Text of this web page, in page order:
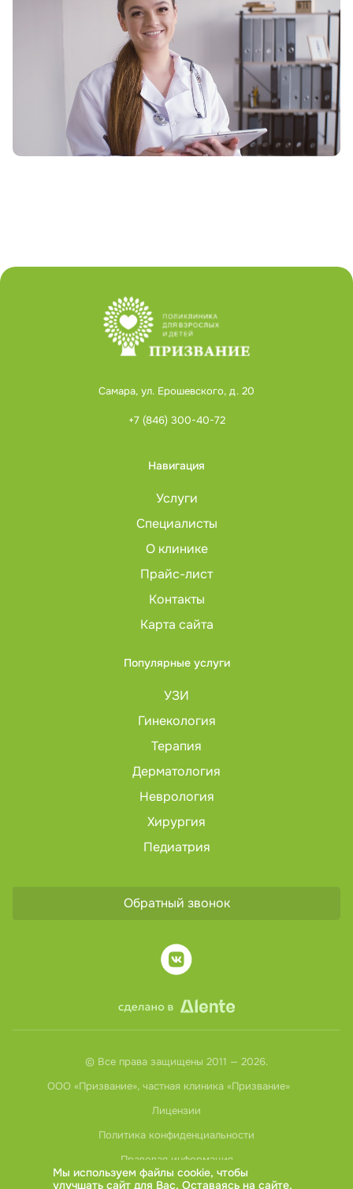
Самара, ул. Ерошевского, д. 20
+7 (846) 300-40-72
Навигация
Услуги
Специалисты
О клинике
Прайс-лист
Контакты
Карта сайта
Популярные услуги
УЗИ
Гинекология
Терапия
Дерматология
Неврология
Хирургия
Педиатрия
Обратный звонок
© Все права защищены 2011 — 2026.
ООО «Призвание», частная клиника «Призвание»
Лицензии
Политика конфиденциальности
Правовая информация
Мы используем файлы cookie, чтобы
улучшать сайт для Вас. Оставаясь на сайте,